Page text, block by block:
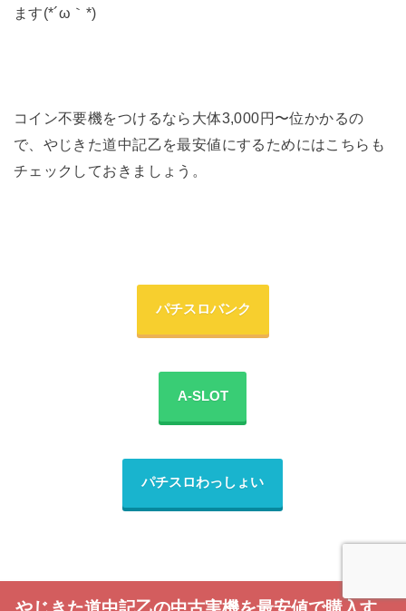
ます(*´ω｀*)
コイン不要機をつけるなら大体3,000円〜位かかるの
で、やじきた道中記乙を最安値にするためにはこちらも
チェックしておきましょう。
パチスロバンク
A-SLOT
パチスロわっしょい